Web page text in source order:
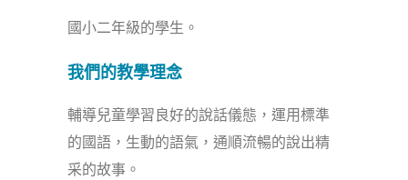
國小二年級的學生。
我們的教學理念
輔導兒童學習良好的說話儀態，運用標準
的國語，生動的語氣，通順流暢的說出精
采的故事。